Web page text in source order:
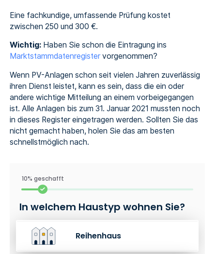
Eine fachkundige, umfassende Prüfung kostet
zwischen 250 und 300 €.
Wichtig:Haben Sie schon die Eintragung ins
Marktstammdatenregistervorgenommen?
Wenn PV-Anlagen schon seit vielen Jahren zuverlässig
ihren Dienst leistet, kann es sein, dass die ein oder
andere wichtige Mitteilung an einem vorbeigegangen
ist. Alle Anlagen bis zum 31. Januar 2021 mussten noch
in dieses Register eingetragen werden. Sollten Sie das
nicht gemacht haben, holen Sie das am besten
schnellstmöglich nach.
10% geschafft
In welchem Haustyp wohnen Sie?
Reihenhaus